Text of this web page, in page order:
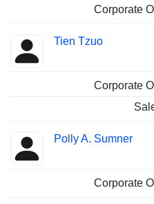
Corporate
Tien Tzuo
Corporate
Polly A. Sumner
Corporate